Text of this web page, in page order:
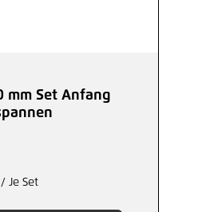
mm Set Anfang
/ Je Set